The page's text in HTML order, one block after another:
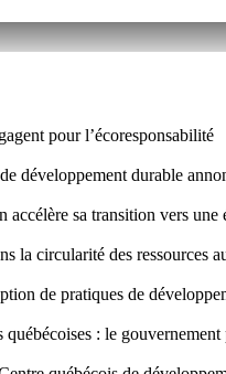
pour l’écoresponsabilité
développement durable
sa transition vers une
la circularité des ressources
de pratiques de
: le